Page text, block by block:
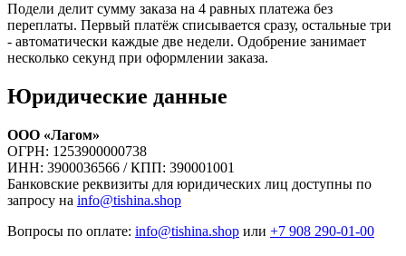
Подели делит сумму заказа на 4 равных платежа без
переплаты. Первый платёж списывается сразу, остальные три
- автоматически каждые две недели. Одобрение занимает
несколько секунд при оформлении заказа.
Юридические данные
ООО «Лагом»
ОГРН: 1253900000738
ИНН: 3900036566 / КПП: 390001001
Банковские реквизиты для юридических лиц доступны по
запросу на info@tishina.shop
Вопросы по оплате: info@tishina.shop или +7 908 290-01-00